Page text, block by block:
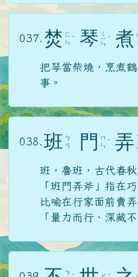
037. 焚 ㄈ
ㄣ ˊ 琴 ㄑ
ㄧ
ㄣ
ˊ 煮
把琴當柴燒，烹煮
事。
038. 班 ㄅ
ㄢ
門
ㄇ
ㄣ ˊ 弄
班，魯班，古代春
「班門弄斧」指在
比喻在行家面前賣
「量力而行、深藏
ㄅ
ㄕ